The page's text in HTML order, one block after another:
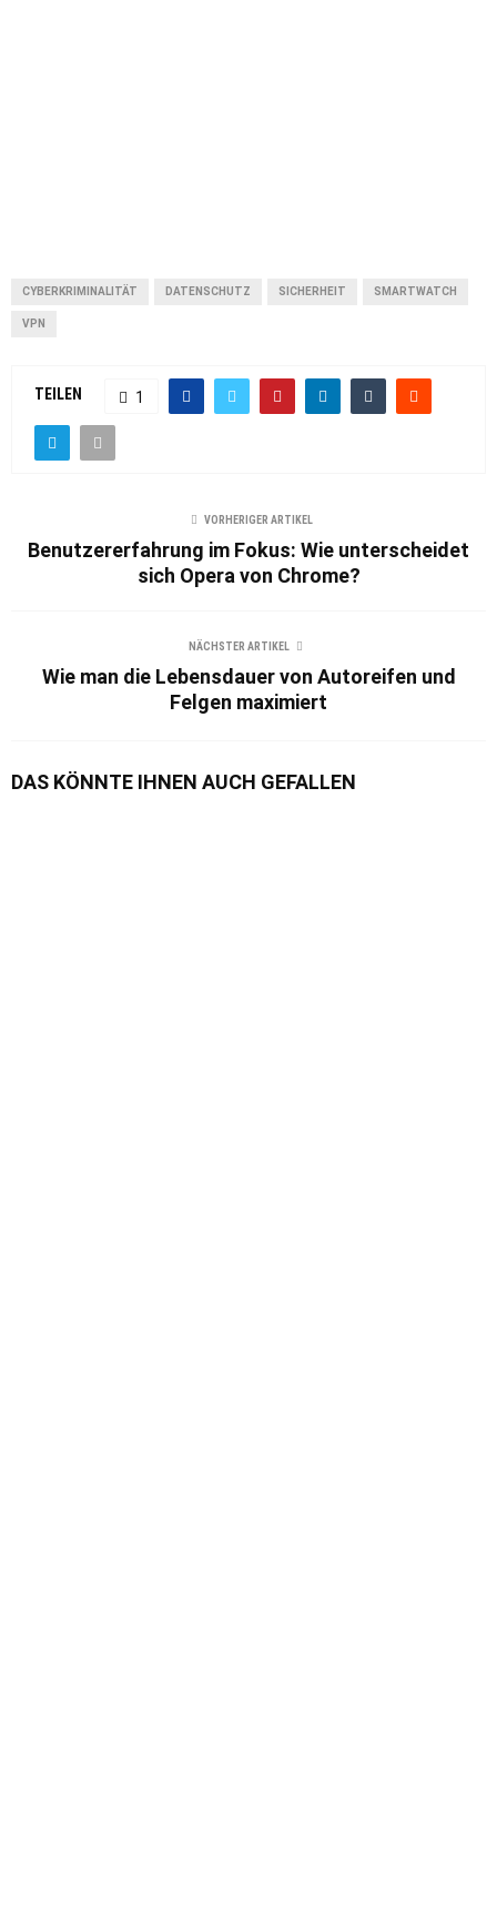
CYBERKRIMINALITÄT DATENSCHUTZ SICHERHEIT SMARTWATCH
VPN
TEILEN 1
VORHERIGER ARTIKEL
Benutzererfahrung im Fokus: Wie unterscheidet
sich Opera von Chrome?
NÄCHSTER ARTIKEL
Wie man die Lebensdauer von Autoreifen und
Felgen maximiert
DAS KÖNNTE IHNEN AUCH GEFALLEN